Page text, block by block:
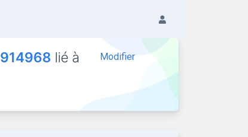
914968 lié à
Modifier